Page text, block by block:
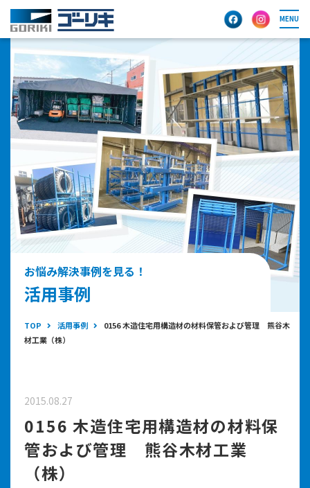
MENU
お悩み解決事例を見る！
活用事例
TOP 活用事例
0156 木造住宅用構造材の材料保管および管理 熊谷木
材工業（株）
2015.08.27
0156 木造住宅用構造材の材料保
管および管理 熊谷木材工業
（株）